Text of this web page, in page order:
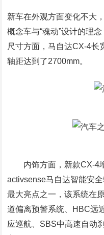
新车在外观方面变化不大
概念车与“魂动”设计的理
尺寸方面，马自达CX-4长
轴距达到了2700mm。
内饰方面，新款CX-4
activsense马自达智能安
最大亮点之一，该系统在
道偏离预警系统、HBC远
应巡航、SBS中高速自动